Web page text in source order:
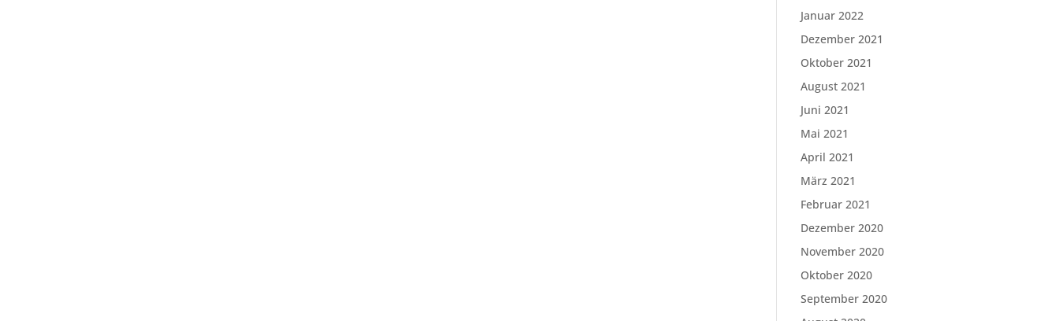
Januar 2022
Dezember 2021
Oktober 2021
August 2021
Juni 2021
Mai 2021
April 2021
März 2021
Februar 2021
Dezember 2020
November 2020
Oktober 2020
September 2020